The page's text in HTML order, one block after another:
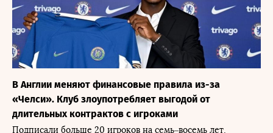
В Англии меняют финансовые правила из-за
«Челси». Клуб злоупотребляет выгодой от
длительных контрактов с игроками
Подписали больше 20 игроков на семь–восемь лет,